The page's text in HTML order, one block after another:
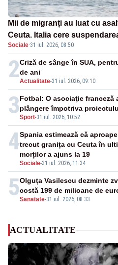
Mii de migranți au luat cu
Ceuta. Italia cere
Sociale·31 iul. 2026, 08:50
2Actualitate-31 iul. 2026, 09:10
Criză de sânge în SUA,
de ani
3Sport-31 iul. 2026, 10:52
Fotbal: O asociaţie franceză
plângere împotriva
4
Sociale-31 iul. 2026, 11:34
Spania estimează că
trecut granița cu Ceuta în
morților a ajuns la 19
5Sanatate-31 iul. 2026, 08:33
Olguța Vasilescu dezminte
costă 199 de milioane de
ACTUALITATE